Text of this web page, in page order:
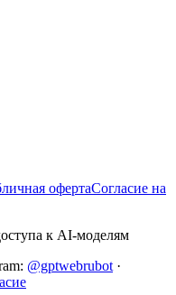
офертаСогласие на
к AI-моделям
@gptwebrubot ·